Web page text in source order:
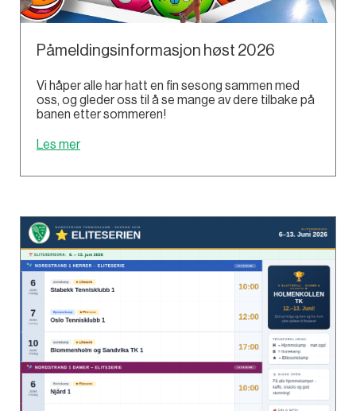
Påmeldingsinformasjon høst 2026
Vi håper alle har hatt en fin sesong sammen med
oss, og gleder oss til å se mange av dere tilbake på
banen etter sommeren!
Les mer